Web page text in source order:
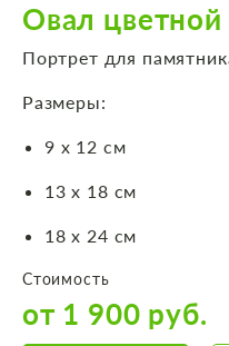
Овал цветной
Портрет для
Размеры:
9 х 12 см
13 х 18 см
18 х 24 см
Стоимость
от 1 900 руб.